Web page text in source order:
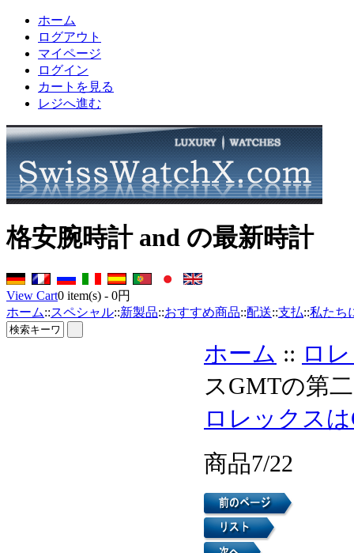
ホーム
ログアウト
マイページ
ログイン
カートを見る
レジへ進む
格安腕時計 and の最新時計
View Cart0 item(s) - 0円
ホーム::スペシャル::新製品::おすすめ商品::配送::支払::私たち
ホーム :: ロ
スGMTの第
ロレックス
商品7/22